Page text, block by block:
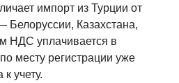
импорт из Турции от
Казахстана,
НДС уплачивается в
месту регистрации уже
учету.